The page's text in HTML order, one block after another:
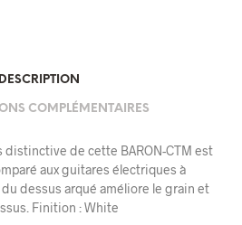
DESCRIPTION
COMPLÉMENTAIRES
distinctive de cette BARON-CTM est
aux guitares électriques à
du dessus arqué améliore le grain et
Finition : White